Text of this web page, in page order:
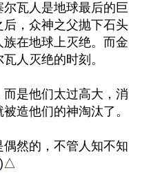
瓦人是地球最后的巨
，众神之父抛下石头
在地球上灭绝。而金
人灭绝的时刻。
是他们太过高大，消
造他们的神淘汰了。
然的，不管人知不知